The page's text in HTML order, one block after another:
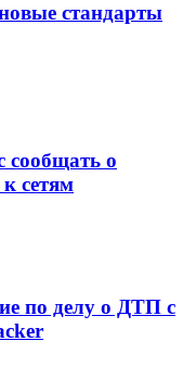
стандарты
сообщать о
сетям
по делу о ДТП с